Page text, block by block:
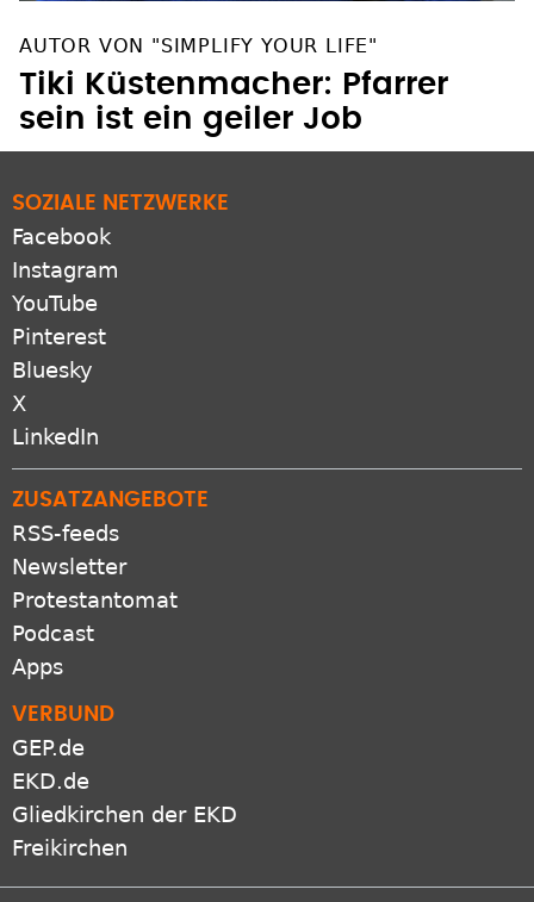
AUTOR VON "SIMPLIFY YOUR LIFE"
Tiki Küstenmacher: Pfarrer
sein ist ein geiler Job
SOZIALE NETZWERKE
Facebook
Instagram
YouTube
Pinterest
Bluesky
X
LinkedIn
ZUSATZANGEBOTE
RSS-feeds
Newsletter
Protestantomat
Podcast
Apps
VERBUND
GEP.de
EKD.de
Gliedkirchen der EKD
Freikirchen